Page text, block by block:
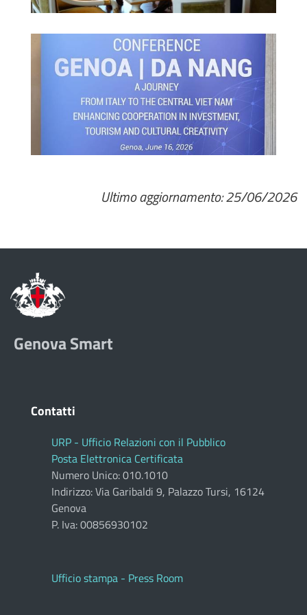
Ultimo aggiornamento: 25/06/2026
Genova Smart
Contatti
URP - Ufficio Relazioni con il Pubblico
Posta Elettronica Certificata
Numero Unico: 010.1010
Indirizzo: Via Garibaldi 9, Palazzo Tursi, 16124
Genova
P. Iva: 00856930102
Ufficio stampa - Press Room